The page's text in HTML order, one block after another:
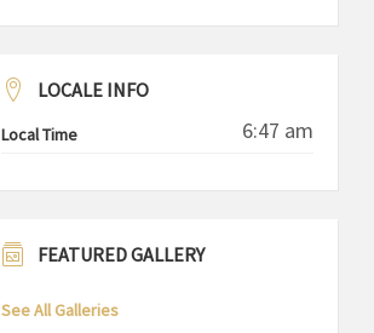
LOCALE INFO
Local Time 6:47 am
FEATURED GALLERY
See All Galleries